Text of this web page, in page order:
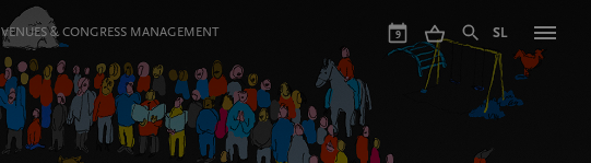
VENUES & CONGRESS MANAGEMENT 9 SL